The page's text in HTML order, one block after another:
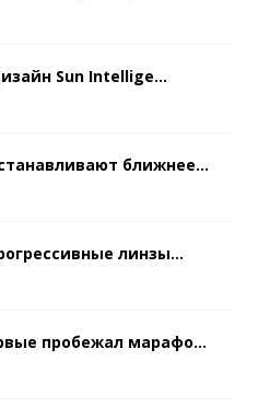
Sun Intellige...
ближнее...
линзы...
пробежал марафо...